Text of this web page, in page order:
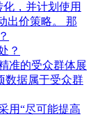
，并计划使用
出价策略。 那
？
准的受众群体展
数据属于受众群
用“尽可能提高